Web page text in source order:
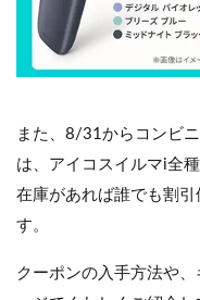
また、8/31からコンビ
は、アイコスイルマi全
在庫があれば誰でも割
す。
クーポンの入手方法や